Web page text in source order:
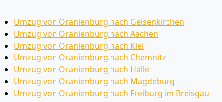
Umzug von Oranienburg nach Gelsenkirchen
Umzug von Oranienburg nach Aachen
Umzug von Oranienburg nach Kiel
Umzug von Oranienburg nach Chemnitz
Umzug von Oranienburg nach Halle
Umzug von Oranienburg nach Magdeburg
Umzug von Oranienburg nach Freiburg im Breisgau